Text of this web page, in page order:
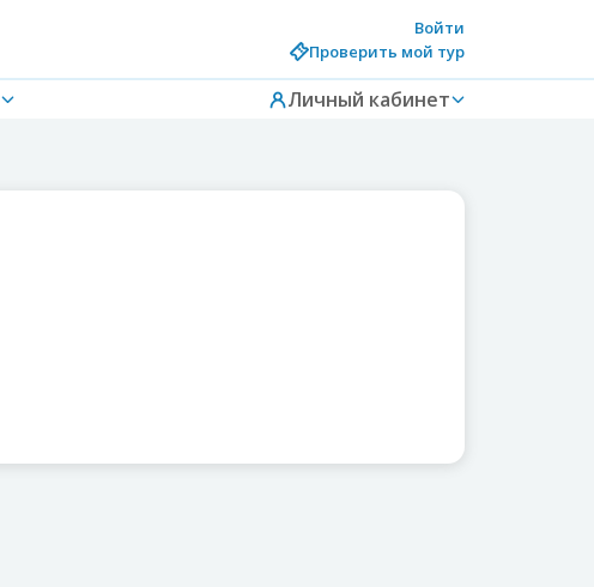
Войти
Проверить мой тур
Личный кабинет